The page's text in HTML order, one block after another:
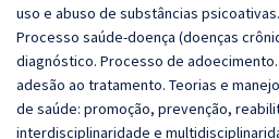
uso e abuso de substâncias
Processo saúde-doença (doenças
diagnóstico. Processo de
adesão ao tratamento. Teorias e
de saúde: promoção, prevenção,
interdisciplinaridade e